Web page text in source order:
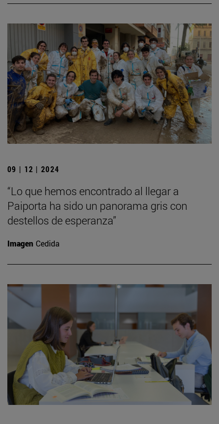
09 | 12 | 2024
“Lo que hemos encontrado al llegar a
Paiporta ha sido un panorama gris con
destellos de esperanza”
Imagen Cedida